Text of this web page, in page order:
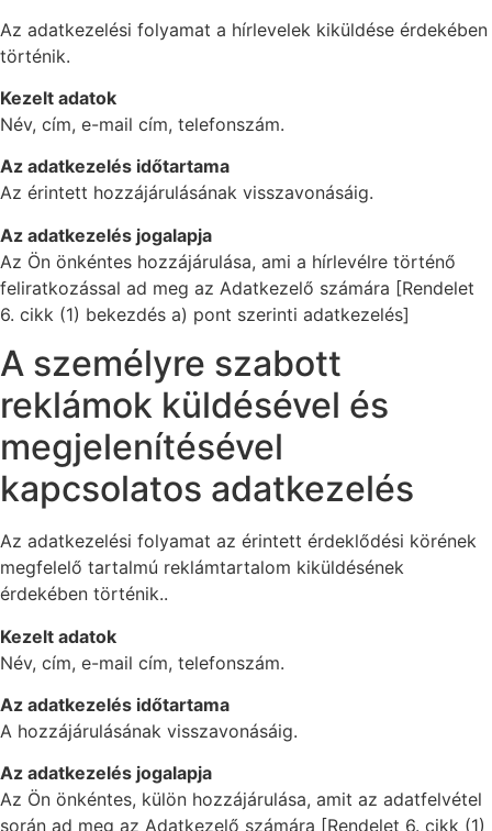
Az adatkezelési folyamat a hírlevelek kiküldése érdekében
történik.
Kezelt adatok
Név, cím, e-mail cím, telefonszám.
Az adatkezelés időtartama
Az érintett hozzájárulásának visszavonásáig.
Az adatkezelés jogalapja
Az Ön önkéntes hozzájárulása, ami a hírlevélre történő
feliratkozással ad meg az Adatkezelő számára [Rendelet
6. cikk (1) bekezdés a) pont szerinti adatkezelés]
A személyre szabott
reklámok küldésével és
megjelenítésével
kapcsolatos adatkezelés
Az adatkezelési folyamat az érintett érdeklődési körének
megfelelő tartalmú reklámtartalom kiküldésének
érdekében történik..
Kezelt adatok
Név, cím, e-mail cím, telefonszám.
Az adatkezelés időtartama
A hozzájárulásának visszavonásáig.
Az adatkezelés jogalapja
Az Ön önkéntes, külön hozzájárulása, amit az adatfelvétel
során ad meg az Adatkezelő számára [Rendelet 6. cikk (1)